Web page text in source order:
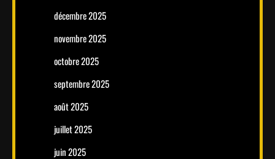
décembre 2025
novembre 2025
octobre 2025
septembre 2025
août 2025
juillet 2025
juin 2025